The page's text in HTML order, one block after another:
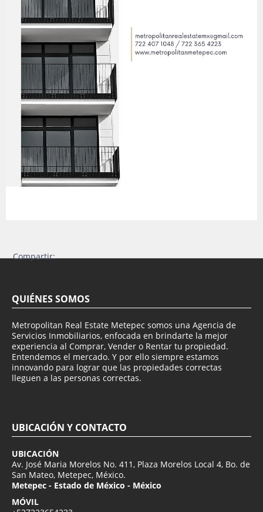
Compartir:
QUIÉNES SOMOS
Metropolitan Real Estate Metepec somos una Agencia de
Servicios Inmobiliarios, enfocada en brindarte la mejor
experiencia al Comprar, Vender o Rentar tu propiedad.
Entendemos el mercado. Y por ello siempre estamos
innovando para lograr que las propiedades correctas
lleguen a las personas correctas.
UBICACIÓN Y CONTACTO
UBICACIÓN
Av. José Maria Morelos No. 411, Plaza Morelos Local 4, Bo. de
San Mateo, Metepec, México.
Metepec - Estado de México - México
MÓVIL